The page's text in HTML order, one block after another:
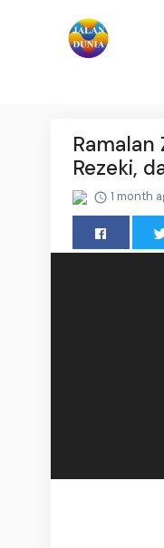
Ramalan
Rezeki,
1 month